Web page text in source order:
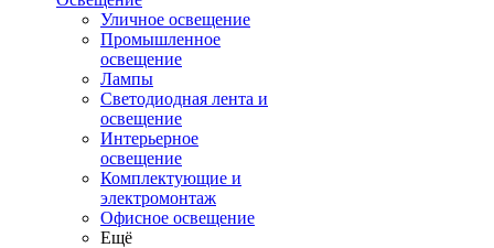
Уличное освещение
Промышленное
освещение
Лампы
Светодиодная лента и
освещение
Интерьерное
освещение
Комплектующие и
электромонтаж
Офисное освещение
Ещё